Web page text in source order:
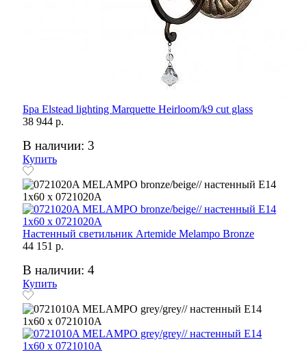
Бра Elstead lighting Marquette Heirloom/k9 cut glass
38 944 р.
В наличии: 3
Купить
Настенный светильник Artemide Melampo Bronzе
44 151 р.
В наличии: 4
Купить